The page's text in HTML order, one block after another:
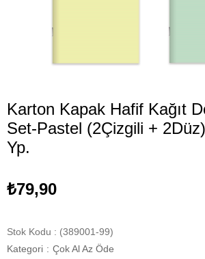
Karton Kapak Hafif Kağıt
Set-Pastel (2Çizgili +
Yp.
₺79,90
Stok Kodu
(389001-99)
Kategori : Çok Al Az Öde